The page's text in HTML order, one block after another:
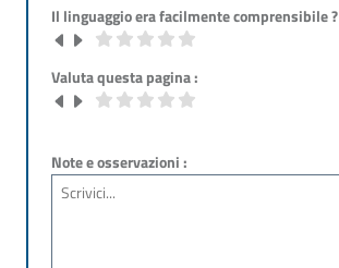
Il linguaggio era facilmente comprensibile ?
Valuta questa pagina :
Note e osservazioni :